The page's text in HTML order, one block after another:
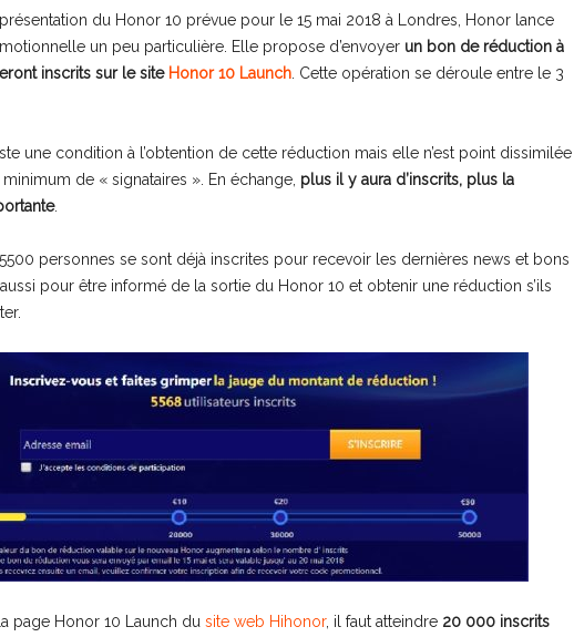
du Honor 10 prévue pour le 15 mai 2018 à Londres, Honor lance
un peu particulière. Elle propose d’envoyer un bon de réduction à
inscrits sur le site Honor 10 Launch. Cette opération se déroule entre le 3
une condition à l’obtention de cette réduction mais elle n’est point dissimilée
de « signataires ». En échange, plus il y aura d’inscrits, plus la
.
personnes se sont déjà inscrites pour recevoir les dernières news et bons
pour être informé de la sortie du Honor 10 et obtenir une réduction s’ils
page Honor 10 Launch du site web Hihonor, il faut atteindre 20 000 inscrits